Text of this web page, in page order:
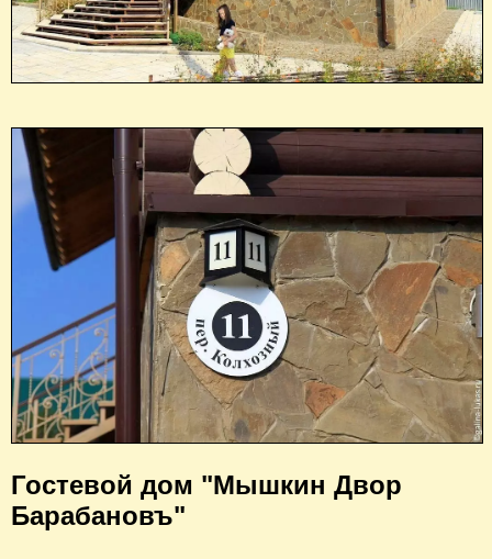
Гостевой дом "Мышкин Двор
Барабановъ"